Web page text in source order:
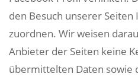
den Besuch unserer
zuordnen. Wir weisen
Anbieter der Seiten keine
übermittelten Daten sowie